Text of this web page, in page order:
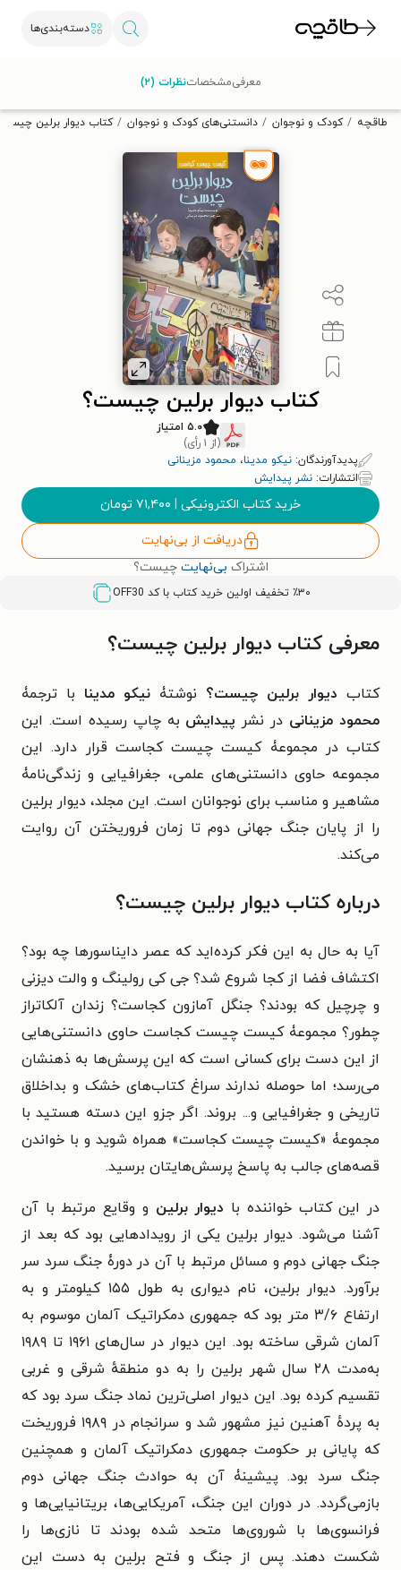
دسته‌بندی‌ها
تخفیف از طاقچه دریافت کن.
طاقچه کودک و نوجوان دانستنی‌های کودک و نوجوان کتاب دیوار برلین
کتاب دیوار برلین چیست؟
۵.۰ امتیاز
(از ۱ رأی)
پدیدآورندگان: نیکو مدینا، محمود مزینانی
انتشارات: نشر پیدایش
خرید کتاب الکترونیکی | ۷۱,۴۰۰ تومان
دریافت از بی‌نهایت
اشتراک بی‌نهایت چیست؟
٪۳۰ تخفیف اولین خرید کتاب با کد OFF30
معرفیمشخصاتنظرات (۲)
معرفی کتاب دیوار برلین چیست؟
کتاب دیوار برلین چیست؟ نوشتۀ نیکو مدینا با ترجمۀ
محمود مزینانی در نشر پیدایش به چاپ رسیده است. این
کتاب در مجموعۀ کیست چیست کجاست قرار دارد. این
مجموعه حاوی دانستنی‌های علمی، جغرافیایی و زندگی‌نامۀ
مشاهیر و مناسب برای نوجوانان است. این مجلد، دیوار برلین
را از پایان جنگ جهانی دوم تا زمان فروریختن آن روایت
می‌کند.
درباره کتاب دیوار برلین چیست؟
آیا به حال به این فکر کرده‌اید که عصر دایناسورها چه بود؟
اکتشاف فضا از کجا شروع شد؟ جی کی رولینگ و والت دیزنی
و چرچیل که بودند؟ جنگل آمازون کجاست؟ زندان آلکاتراز
چطور؟ مجموعۀ کیست چیست کجاست حاوی دانستنی‌هایی
از این دست برای کسانی است که این پرسش‌ها به ذهنشان
می‌رسد؛ اما حوصله ندارند سراغ کتاب‌های خشک و بداخلاق
تاریخی و جغرافیایی و... بروند. اگر جزو این دسته هستید با
مجموعۀ «کیست چیست کجاست» همراه شوید و با خواندن
قصه‌های جالب به پاسخ پرسش‌هایتان برسید.
در این کتاب خواننده با دیوار برلین و وقایع مرتبط با آن
آشنا می‌شود. دیوار برلین یکی از رویدادهایی بود که بعد از
جنگ جهانی دوم و مسائل مرتبط با آن در دورۀ جنگ سرد سر
برآورد. دیوار برلین، نام دیواری به طول ۱۵۵ کیلومتر و به
ارتفاع ۳/۶ متر بود که جمهوری دمکراتیک آلمان موسوم به
آلمان شرقی ساخته بود. این دیوار در سال‌های ۱۹۶۱ تا ۱۹۸۹
به‌مدت ۲۸ سال شهر برلین را به دو منطقهٔ شرقی و غربی
تقسیم کرده‌ بود. این دیوار اصلی‌ترین نماد جنگ سرد بود که
به پردهٔ آهنین نیز مشهور شد و سرانجام در ۱۹۸۹ فروریخت
که پایانی بر حکومت جمهوری دمکراتیک آلمان و همچنین
جنگ سرد بود. پیشینۀ آن به حوادث جنگ جهانی دوم
بازمی‌گردد. در دوران این جنگ، آمریکایی‌ها، بریتانیایی‌ها و
فرانسوی‌ها با شوروی‌ها متحد شده بودند تا نازی‌ها را
شکست دهند. پس از جنگ و فتح برلین به دست این